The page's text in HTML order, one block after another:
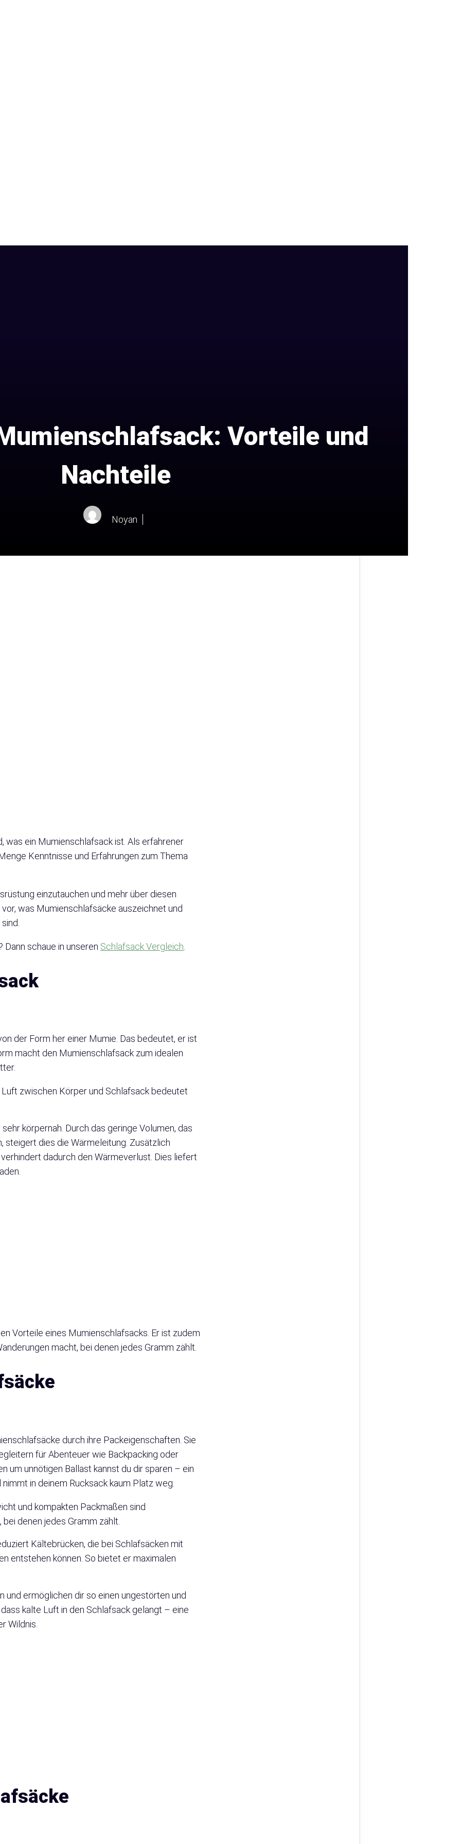
Vorteile und
Nachteile
Noyan
was ein Mumienschlafsack ist. Als erfahrener
Kenntnisse und Erfahrungen zum Thema
einzutauchen und mehr über diesen
was Mumienschlafsäcke auszeichnet und
schaue in unseren Schlafsack Vergleich
der Form her einer Mumie. Das bedeutet, er ist
macht den Mumienschlafsack zum idealen
zwischen Körper und Schlafsack bedeutet
körpernah. Durch das geringe Volumen, das
dies die Wärmeleitung. Zusätzlich
dadurch den Wärmeverlust. Dies liefert
Vorteile eines Mumienschlafsacks. Er ist zudem
macht, bei denen jedes Gramm zählt.
durch ihre Packeigenschaften. Sie
für Abenteuer wie Backpacking oder
um unnötigen Ballast kannst du dir sparen – ein
in deinem Rucksack kaum Platz weg.
und kompakten Packmaßen sind
denen jedes Gramm zählt.
Kältebrücken, die bei Schlafsäcken mit
entstehen können. So bietet er maximalen
und ermöglichen dir so einen ungestörten und
kalte Luft in den Schlafsack gelangt – eine
Wildnis.